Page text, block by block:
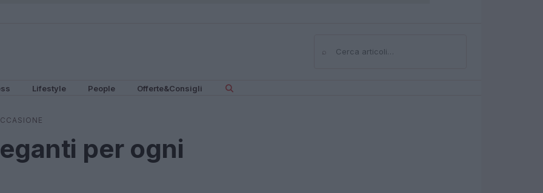
⌕Cerca
Lifestyle People Offerte&Consigli
per ogni